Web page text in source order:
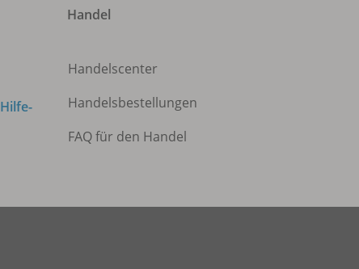
Hilfe-
Handel
Handelscenter
Handelsbestellungen
FAQ für den Handel